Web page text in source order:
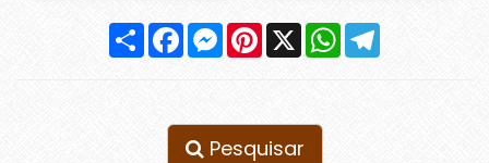
Compartilhar
FacebookMessenger
Pinterest
X WhatsApp
Pesquisar